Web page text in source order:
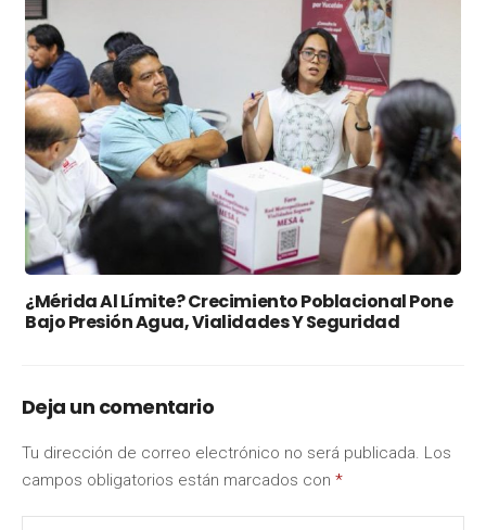
¿Mérida Al Límite? Crecimiento Poblacional Pone
Bajo Presión Agua, Vialidades Y Seguridad
Deja un comentario
Tu dirección de correo electrónico no será publicada. Los
campos obligatorios están marcados con *